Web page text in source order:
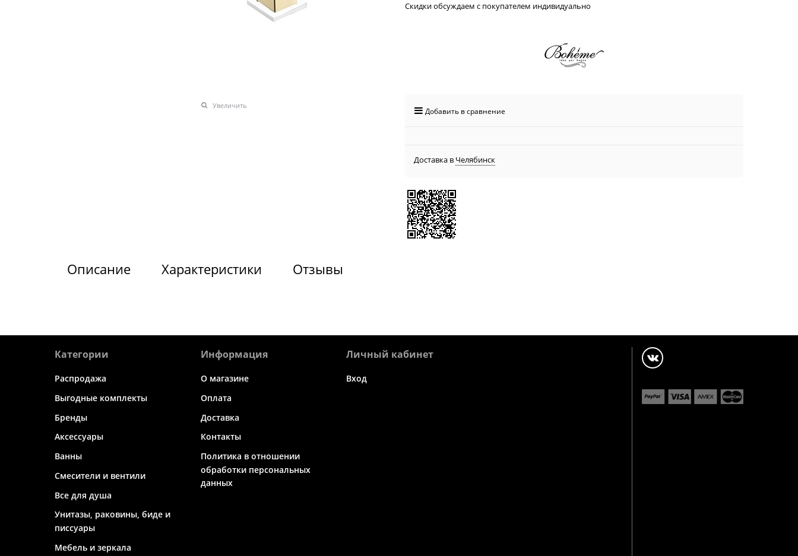
Увеличить
Скидки обсуждаем с покупателем индивидуально
Добавить в сравнение
Доставка в Челябинск
Описание Характеристики Отзывы
Категории
Распродажа
Выгодные комплекты
Бренды
Аксессуары
Ванны
Смесители и вентили
Все для душа
Унитазы, раковины, биде и
писсуары
Мебель и зеркала
Информация
О магазине
Оплата
Доставка
Контакты
Политика в отношении
обработки персональных
данных
Личный кабинет
Вход